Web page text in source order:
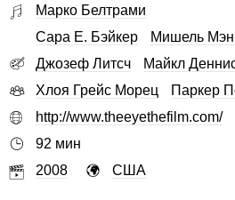
Марко Белтрами
Сара Е. Бэйкер
Мишель
Джозеф Литсч
Майкл
Хлоя Грейс Морец
Паркер
http://www.theeyethefilm.com/
92 мин
2008
США